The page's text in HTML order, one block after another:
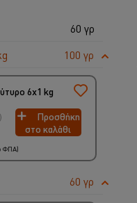
60 γρ
100 γρ
6x1 kg
Προσθήκη
στο καλάθι
ΦΠΑ)
60 γρ